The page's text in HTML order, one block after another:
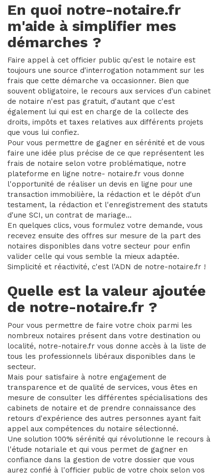
En quoi notre-notaire.fr
m'aide à simplifier mes
démarches ?
Faire appel à cet officier public qu'est le notaire est
toujours une source d'interrogation notamment sur les
frais que cette démarche va occasionner. Bien que
souvent obligatoire, le recours aux services d'un cabinet
de notaire n'est pas gratuit, d'autant que c'est
également lui qui est en charge de la collecte des
droits, impôts et taxes relatives aux différents projets
que vous lui confiez.
Pour vous permettre de gagner en sérénité et de vous
faire une idée plus précise de ce que représentent les
frais de notaire selon votre problématique, notre
plateforme en ligne notre- notaire.fr vous donne
l'opportunité de réaliser un devis en ligne pour une
transaction immobilière, la rédaction et le dépôt d'un
testament, la rédaction et l'enregistrement des statuts
d'une SCI, un contrat de mariage...
En quelques clics, vous formulez votre demande, vous
recevez ensuite des offres sur mesure de la part des
notaires disponibles dans votre secteur pour enfin
valider celle qui vous semble la mieux adaptée.
Simplicité et réactivité, c'est l'ADN de notre-notaire.fr !
Quelle est la valeur ajoutée
de notre-notaire.fr ?
Pour vous permettre de faire votre choix parmi les
nombreux notaires présent dans votre destination ou
localité, notre-notaire.fr vous donne accès à la liste de
tous les professionnels libéraux disponibles dans le
secteur.
Mais pour satisfaire à notre engagement de
transparence et de qualité de services, vous êtes en
mesure de consulter les différentes spécialisations des
cabinets de notaire et de prendre connaissance des
retours d'expérience des autres personnes ayant fait
appel aux compétences du notaire sélectionné.
Une solution 100% sérénité qui révolutionne le recours à
l'étude notariale et qui vous permet de gagner en
confiance dans la gestion de votre dossier que vous
aurez confié à l'officier public de votre choix selon vos